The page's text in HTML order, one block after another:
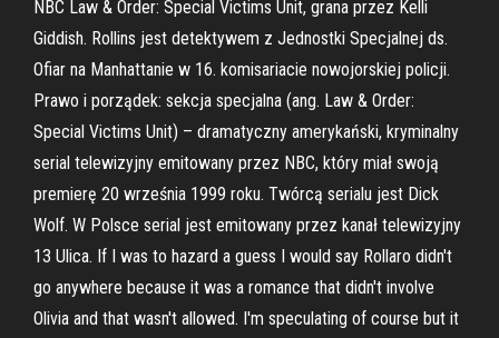
NBC Law & Order: Special Victims Unit, grana przez Kelli
Giddish. Rollins jest detektywem z Jednostki Specjalnej ds.
Ofiar na Manhattanie w 16. komisariacie nowojorskiej policji.
Prawo i porządek: sekcja specjalna (ang. Law & Order:
Special Victims Unit) – dramatyczny amerykański, kryminalny
serial telewizyjny emitowany przez NBC, który miał swoją
premierę 20 września 1999 roku. Twórcą serialu jest Dick
Wolf. W Polsce serial jest emitowany przez kanał telewizyjny
13 Ulica. If I was to hazard a guess I would say Rollaro didn't
go anywhere because it was a romance that didn't involve
Olivia and that wasn't allowed. I'm speculating of course but it